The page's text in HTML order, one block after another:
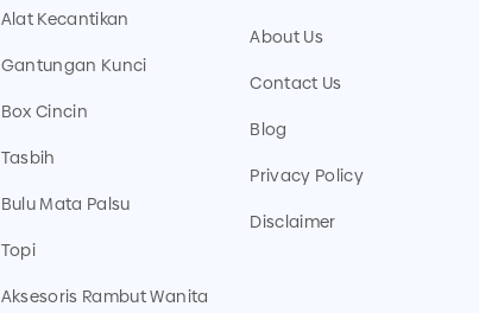
Alat Kecantikan
Gantungan Kunci
Box Cincin
Tasbih
Bulu Mata Palsu
Topi
Aksesoris Rambut Wanita
About Us
Contact Us
Blog
Privacy Policy
Disclaimer